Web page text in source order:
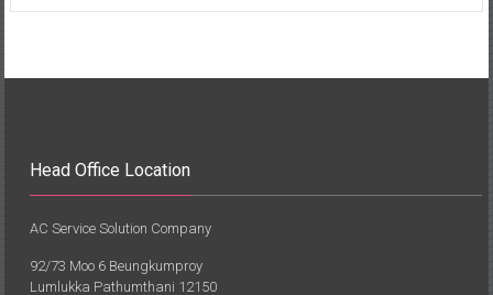
Head Office Location
AC Service Solution Company
92/73 Moo 6 Beungkumproy
Lumlukka Pathumthani 12150